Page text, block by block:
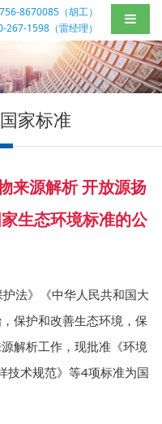
756-8670085（胡工）
267-1598（雷经理）
家标准
来源解析 开放源扬
生态环境标准的公
法》《中华人民共和国大
保护和改善生态环境，保
解析工作，现批准《环境
技术规范》等4项标准为国